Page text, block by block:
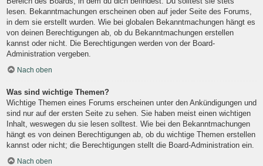
lesen. Bekanntmachungen erscheinen oben auf jeder Seite des Forums,
in dem sie erstellt wurden. Wie bei globalen Bekanntmachungen hängt es
von deinen Berechtigungen ab, ob du Bekanntmachungen erstellen
kannst oder nicht. Die Berechtigungen werden von der Board-
Administration vergeben.
Nach oben
Was sind wichtige Themen?
Wichtige Themen eines Forums erscheinen unter den Ankündigungen und
sind nur auf der ersten Seite zu sehen. Sie haben meist einen wichtigen
Inhalt, weswegen du sie lesen solltest. Wie bei den Bekanntmachungen
hängt es von deinen Berechtigungen ab, ob du wichtige Themen erstellen
kannst oder nicht; die Berechtigungen stellt die Board-Administration ein.
Nach oben